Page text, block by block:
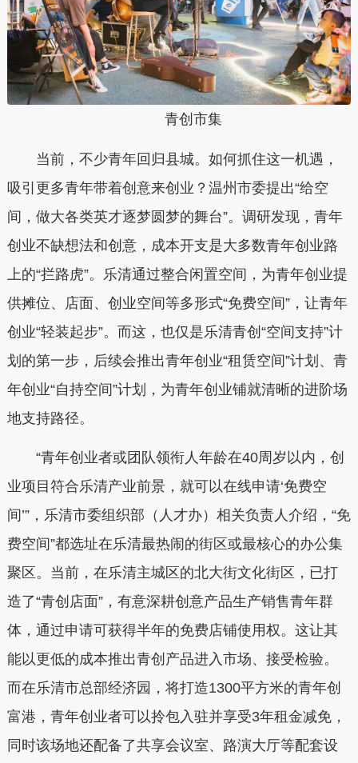
青创市集
当前，不少青年回归县城。如何抓住这一机遇，
吸引更多青年带着创意来创业？温州市委提出“给空
间，做大各类英才逐梦圆梦的舞台”。调研发现，青年
创业不缺想法和创意，成本开支是大多数青年创业路
上的“拦路虎”。乐清通过整合闲置空间，为青年创业提
供摊位、店面、创业空间等多形式“免费空间”，让青年
创业“轻装起步”。而这，也仅是乐清青创“空间支持”计
划的第一步，后续会推出青年创业“租赁空间”计划、青
年创业“自持空间”计划，为青年创业铺就清晰的进阶场
地支持路径。
“青年创业者或团队领衔人年龄在40周岁以内，创
业项目符合乐清产业前景，就可以在线申请‘免费空
间’”，乐清市委组织部（人才办）相关负责人介绍，“免
费空间”都选址在乐清最热闹的街区或最核心的办公集
聚区。当前，在乐清主城区的北大街文化街区，已打
造了“青创店面”，有意深耕创意产品生产销售青年群
体，通过申请可获得半年的免费店铺使用权。这让其
能以更低的成本推出青创产品进入市场、接受检验。
而在乐清市总部经济园，将打造1300平方米的青年创
富港，青年创业者可以拎包入驻并享受3年租金减免，
同时该场地还配备了共享会议室、路演大厅等配套设